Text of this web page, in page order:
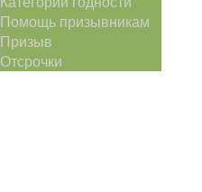
Помощь призывникам
Призыв
Отсрочки